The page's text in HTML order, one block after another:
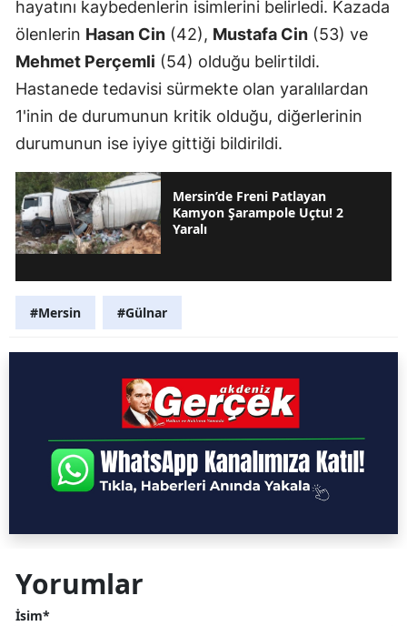
hayatını kaybedenlerin isimlerini belirledi. Kazada
ölenlerin Hasan Cin (42), Mustafa Cin (53) ve
Mehmet Perçemli (54) olduğu belirtildi.
Hastanede tedavisi sürmekte olan yaralılardan
1'inin de durumunun kritik olduğu, diğerlerinin
durumunun ise iyiye gittiği bildirildi.
Mersin’de Freni Patlayan
Kamyon Şarampole Uçtu! 2
Yaralı
#Mersin #Gülnar
Yorumlar
İsim*